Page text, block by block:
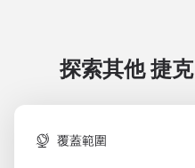
探索其他 捷克
覆蓋範圍